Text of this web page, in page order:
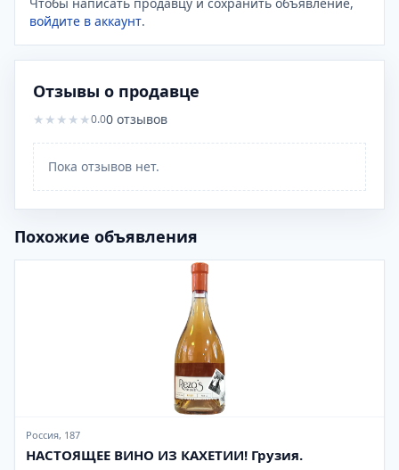
войдите в аккаунт.
Отзывы о продавце
★ ★ ★ ★ ★0.00 отзывов
Пока отзывов нет.
Похожие объявления
Россия, 187
НАСТОЯЩЕЕ ВИНО ИЗ КАХЕТИИ! Грузия.